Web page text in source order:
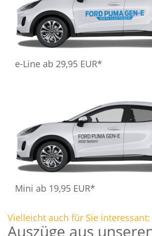
e-Line ab 29,95 EUR*
Mini ab 19,95 EUR*
Vielleicht auch für Sie interessant:
Auszüge aus